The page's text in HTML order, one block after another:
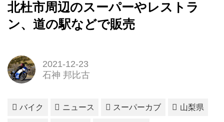
北杜市周辺のスーパーやレストラ
ン、道の駅などで販売
2021-12-23
石神 邦比古
バイク ニュース スーパーカブ 山梨県